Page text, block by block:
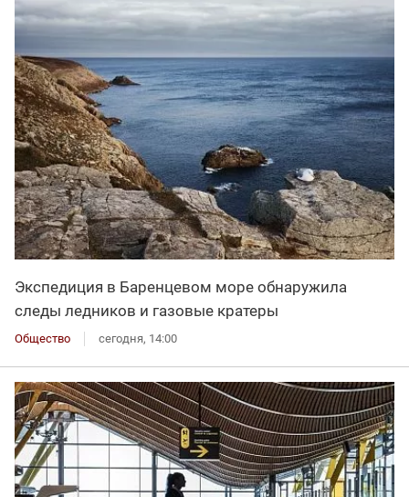
Экспедиция в Баренцевом море обнаружила
следы ледников и газовые кратеры
Общество сегодня, 14:00